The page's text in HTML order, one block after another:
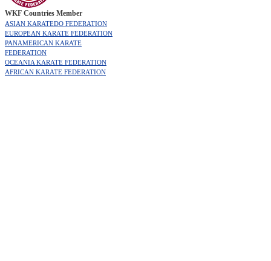
WKF Countries Member
ASIAN KARATEDO FEDERATION
EUROPEAN KARATE FEDERATION
PANAMERICAN KARATE
FEDERATION
OCEANIA KARATE FEDERATION
AFRICAN KARATE FEDERATION